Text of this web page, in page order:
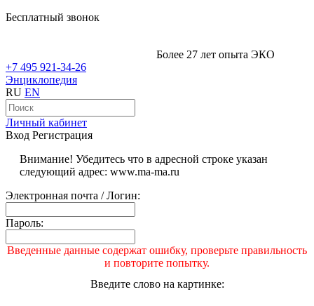
Бесплатный звонок
Более 27 лет опыта ЭКО
+7 495 921-34-26
Энциклопедия
RU EN
Личный кабинет
Вход Регистрация
Внимание! Убедитесь что в адресной строке указан
следующий адрес: www.ma-ma.ru
Электронная почта / Логин:
Пароль:
Введенные данные содержат ошибку, проверьте правильность
и повторите попытку.
Введите слово на картинке: